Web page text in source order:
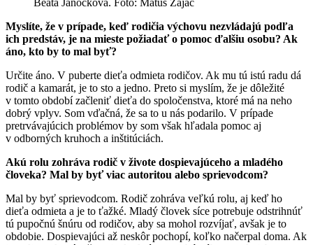
Beáta Janočková. Foto: Matúš Zajac
Myslíte, že v prípade, keď rodičia výchovu nezvládajú podľa
ich predstáv, je na mieste požiadať o pomoc ďalšiu osobu? Ak
áno, kto by to mal byť?
Určite áno. V puberte dieťa odmieta rodičov. Ak mu tú istú radu dá
rodič a kamarát, je to sto a jedno. Preto si myslím, že je dôležité
v tomto období začleniť dieťa do spoločenstva, ktoré má na neho
dobrý vplyv. Som vďačná, že sa to u nás podarilo. V prípade
pretrvávajúcich problémov by som však hľadala pomoc aj
v odborných kruhoch a inštitúciách.
Akú rolu zohráva rodič v živote dospievajúceho a mladého
človeka? Mal by byť viac autoritou alebo sprievodcom?
Mal by byť sprievodcom. Rodič zohráva veľkú rolu, aj keď ho
dieťa odmieta a je to ťažké. Mladý človek síce potrebuje odstrihnúť
tú pupočnú šnúru od rodičov, aby sa mohol rozvíjať, avšak je to
obdobie. Dospievajúci až neskôr pochopí, koľko načerpal doma. Ak